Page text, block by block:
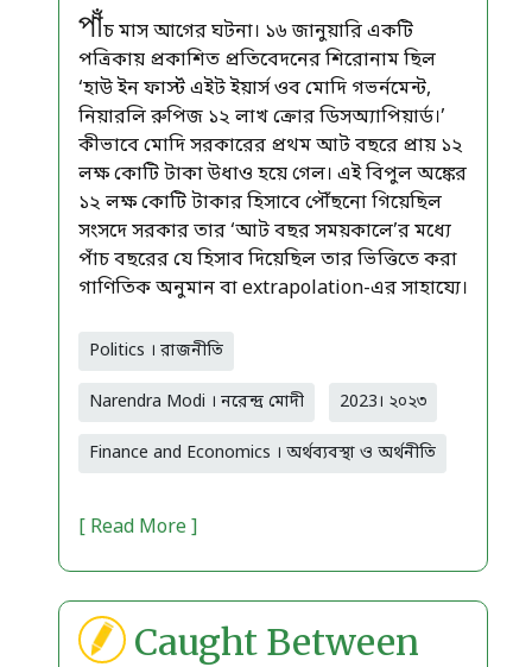
পাঁচ মাস আগের ঘটনা। ১৬ জানুয়ারি একটি
পত্রিকায় প্রকাশিত প্রতিবেদনের শিরোনাম ছিল
‘হাউ ইন ফার্স্ট এইট ইয়ার্স ওব মোদি গভর্নমেন্ট,
নিয়ারলি রুপিজ ১২ লাখ ক্রোর ডিসঅ্যাপিয়ার্ড।’
কীভাবে মোদি সরকারের প্রথম আট বছরে প্রায় ১২
লক্ষ কোটি টাকা উধাও হয়ে গেল। এই বিপুল অঙ্কের
১২ লক্ষ কোটি টাকার হিসাবে পৌঁছনো গিয়েছিল
সংসদে সরকার তার ‘আট বছর সময়কালে’র মধ্যে
পাঁচ বছরের যে হিসাব দিয়েছিল তার ভিত্তিতে করা
গাণিতিক অনুমান বা extrapolation-এর সাহায্যে।
Politics । রাজনীতি
Narendra Modi । নরেন্দ্র মোদী 2023। ২০২৩
Finance and Economics । অর্থব্যবস্থা ও অর্থনীতি
[ Read More ]
Caught Between